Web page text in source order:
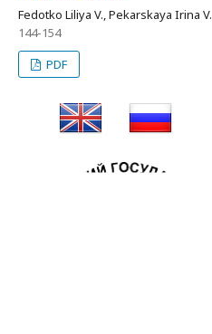
Fedotko Liliуa V., Pekarskaya Irina V.
144-154
PDF